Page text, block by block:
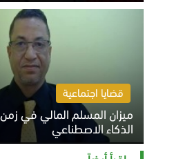
السبت 8 أغسطس 2026 10:54 ص
قضايا اجتماعية
ميزان المسلم المالي في زمن
الذكاء الاصطناعي
السبت 8 أغسطس 2026 11:21 ص